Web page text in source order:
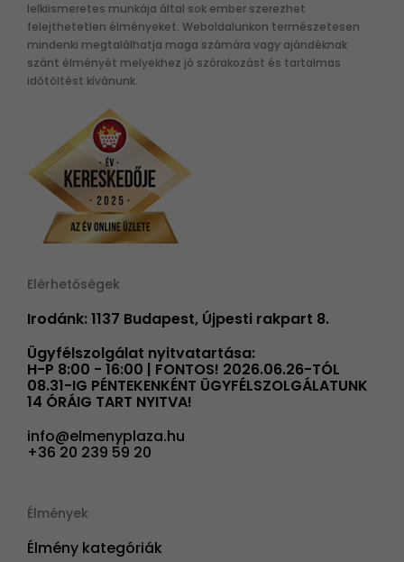
lelkiismeretes munkája által sok ember szerezhet
felejthetetlen élményeket. Weboldalunkon természetesen
mindenki megtalálhatja maga számára vagy ajándéknak
szánt élményét melyekhez jó szórakozást és tartalmas
időtöltést kívánunk.
Elérhetőségek
Irodánk: 1137 Budapest, Újpesti rakpart 8.
Ügyfélszolgálat nyitvatartása:
H-P 8:00 - 16:00 | FONTOS! 2026.06.26-TÓL
08.31-IG PÉNTEKENKÉNT ÜGYFÉLSZOLGÁLATUNK
14 ÓRÁIG TART NYITVA!
info@elmenyplaza.hu
+36 20 239 59 20
Élmények
Élmény kategóriák